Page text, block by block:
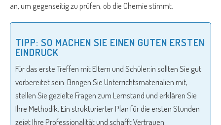
an, um gegenseitig zu prüfen, ob die Chemie stimmt.
TIPP: SO MACHEN SIE EINEN GUTEN ERSTEN
EINDRUCK
Für das erste Treffen mit Eltern und Schüler:in sollten Sie gut
vorbereitet sein. Bringen Sie Unterrichtsmaterialien mit,
stellen Sie gezielte Fragen zum Lernstand und erklären Sie
Ihre Methodik. Ein strukturierter Plan für die ersten Stunden
zeigt Ihre Professionalität und schafft Vertrauen.